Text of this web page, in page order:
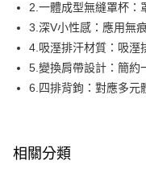
付款後全家取貨
每筆NT$80，滿
7-11取貨付款
每筆NT$80，滿
每筆NT$80，滿
2.一體成型無縫罩杯：
3.深V小性感：應用無
4.吸溼排汗材質：吸溼
5.變換肩帶設計：簡約
6.四排背鉤：對應多元
相關分類